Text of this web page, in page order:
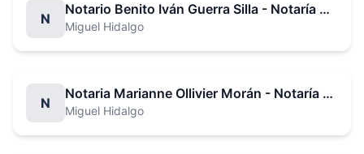
N
Notario Benito Iván Guerra Silla - Notaría No. 7
Miguel Hidalgo
N
Notaria Marianne Ollivier Morán - Notaría No. 8
Miguel Hidalgo